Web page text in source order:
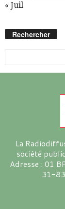
« Juil
Rechercher
La
société
Adresse : 01
31-